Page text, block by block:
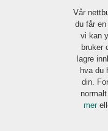
Vår
du får
vi kan
bruker
lagre
hva du
din.
mer